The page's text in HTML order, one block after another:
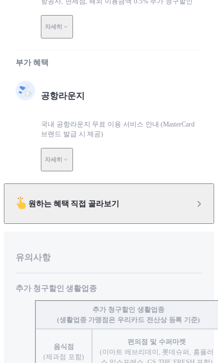
자세히
부가 혜택
공항라운지
국내 공항라운지 무료 이용 서비스 안내 (MasterCard
브랜드 발급 시 제공)
자세히
원하는 혜택 직접 골라보기
유의사항
추가 청구할인 생활업종
추가 청구할인 생활업종
(생활업종 가맹점은 우리카드 전산상 등록 기준)
음식점
(제과점 포함)
편의점 및 수퍼마켓
(이마트 에브리데이, 롯데슈퍼, 홈플러